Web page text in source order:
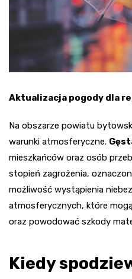
Aktualizacja pogody dla
Na obszarze powiatu
warunki atmosferyczne.
mieszkańców oraz osób
stopień zagrożenia,
możliwość wystąpienia
atmosferycznych, które
oraz powodować szkody
Kiedy